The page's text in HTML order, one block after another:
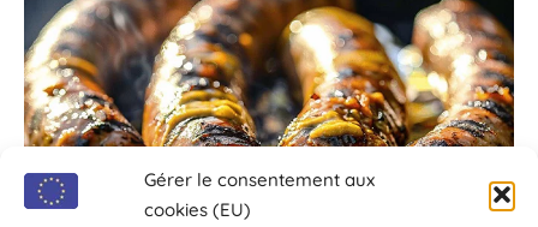
Gérer le consentement aux
cookies (EU)